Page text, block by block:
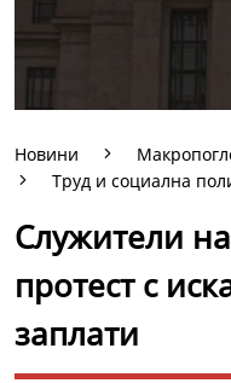
Новини
Труд и социална
Служители
протест с
заплати